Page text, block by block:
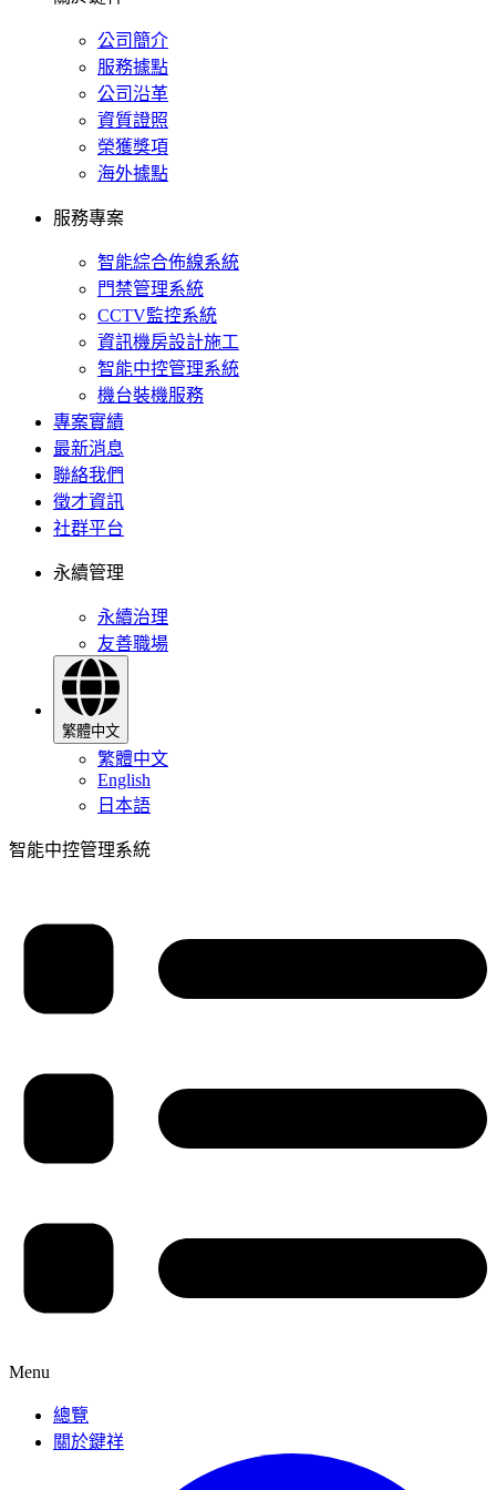
公司簡介
服務據點
公司沿革
資質證照
榮獲獎項
海外據點
服務專案
智能綜合佈線系統
門禁管理系統
CCTV監控系統
資訊機房設計施工
智能中控管理系統
機台裝機服務
專案實績
最新消息
聯絡我們
徵才資訊
社群平台
永續管理
永續治理
友善職場
繁體中文
繁體中文
English
日本語
智能中控管理系統
Menu
總覽
關於鍵祥